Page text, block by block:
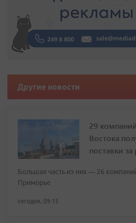
Другие новости
29
Востока
поставки
Большая часть из них — 26
Приморье
сегодня, 09:15